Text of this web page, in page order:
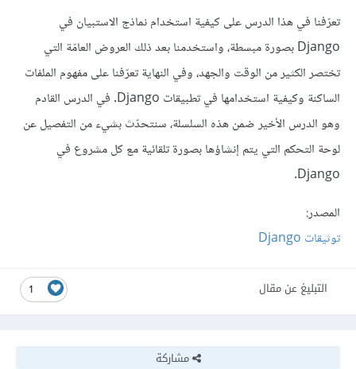
تعرّفنا في هذا الدرس على كيفية استخدام نماذج الاستبيان في
Django بصورة مبسطة، واستخدمنا بعد ذلك العروض العامّة التي
تختصر الكثير من الوقت والجهد، وفي النهاية تعرّفنا على مفهوم الملفات
الساكنة وكيفية استخدامها في تطبيقات Django. في الدرس القادم
وهو الدرس اﻷخير ضمن هذه السلسلة، سنتحدّث بشيء من التفصيل عن
لوحة التحكم التي يتم إنشاؤها بصورة تلقائية مع كل مشروع في
Django.
المصدر:
توثيقات Django
1 التبليغ عن مقال
مشاركة